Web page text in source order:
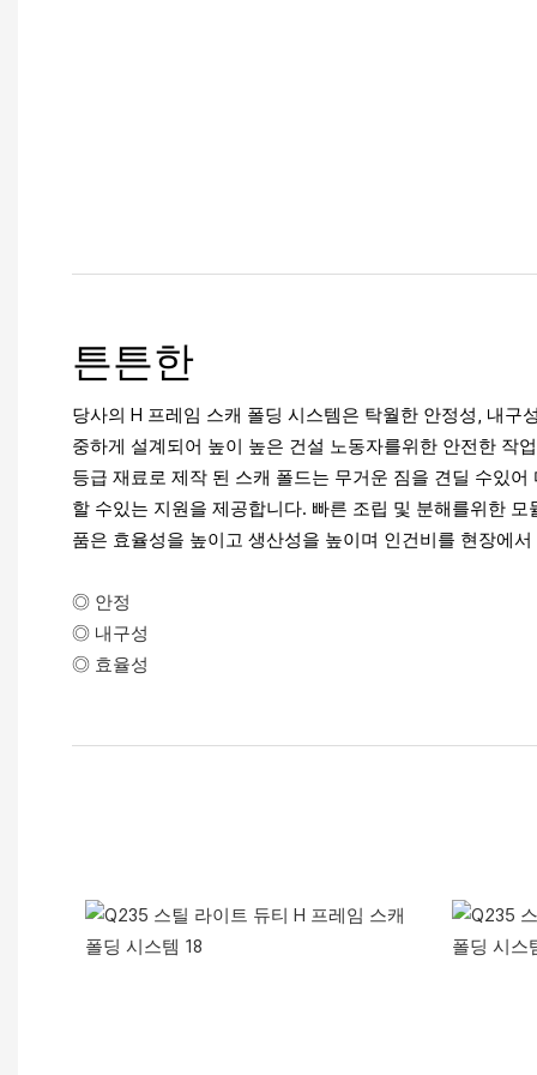
튼튼한
당사의 H 프레임 스캐 폴딩 시스템은 탁월한 안정성, 내구
중하게 설계되어 높이 높은 건설 노동자를위한 안전한 작
등급 재료로 제작 된 스캐 폴드는 무거운 짐을 견딜 수있
할 수있는 지원을 제공합니다. 빠른 조립 및 분해를위한
품은 효율성을 높이고 생산성을 높이며 인건비를 현장에
◎ 안정
◎ 내구성
◎ 효율성